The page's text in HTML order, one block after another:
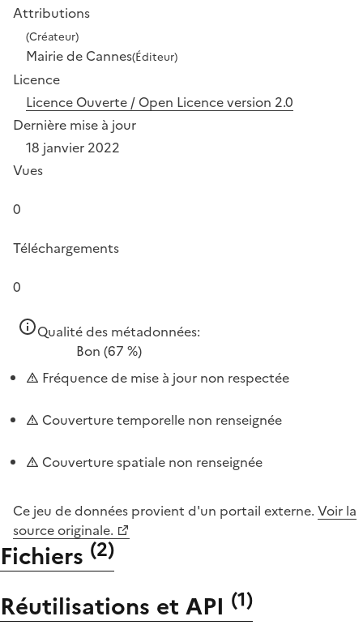
Attributions
(Créateur)
Mairie de Cannes(Éditeur)
Licence
Licence Ouverte / Open Licence version 2.0
Dernière mise à jour
18 janvier 2022
Vues
0
Téléchargements
0
Qualité des métadonnées:
Bon (67 %)
Fréquence de mise à jour non respectée
Couverture temporelle non renseignée
Couverture spatiale non renseignée
Ce jeu de données provient d'un portail externe. Voir la
source originale.
Fichiers (2)
Réutilisations et API (1)